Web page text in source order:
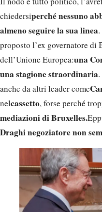
chiedersiperché nessuno
almeno seguire la sua linea
proposto l’ex governatore di
dell’Unione Europea:una
una stagione straordinaria
anche da altri leader come
nelcassetto, forse perché
mediazioni di Bruxelles.
Draghi negoziatore non